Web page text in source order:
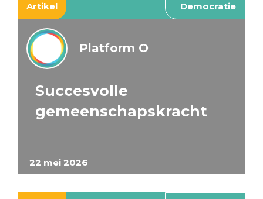
Artikel Democratie
22 mei 2026
Platform O
Succesvolle
gemeenschapskracht